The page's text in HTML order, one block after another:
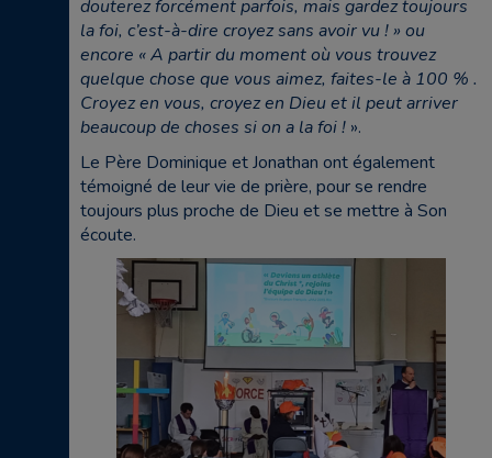
douterez forcément parfois, mais gardez toujours
la foi, c’est-à-dire croyez sans avoir vu ! » ou
encore « A partir du moment où vous trouvez
quelque chose que vous aimez, faites-le à 100 % .
Croyez en vous, croyez en Dieu et il peut arriver
beaucoup de choses si on a la foi ! ».
Le Père Dominique et Jonathan ont également
témoigné de leur vie de prière, pour se rendre
toujours plus proche de Dieu et se mettre à Son
écoute.